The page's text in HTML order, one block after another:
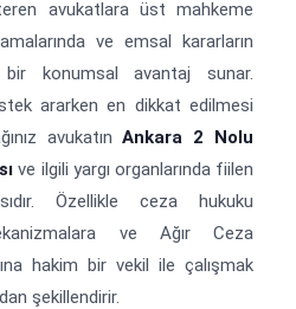
avukatlara üst mahkeme
ve emsal kararların
konumsal avantaj sunar.
ararken en dikkat edilmesi
avukatınAnkara 2 Nolu
ve ilgili yargı organlarında fiilen
Özellikle ceza hukuku
ve Ağır Ceza
hakim bir vekil ile çalışmak
şekillendirir.